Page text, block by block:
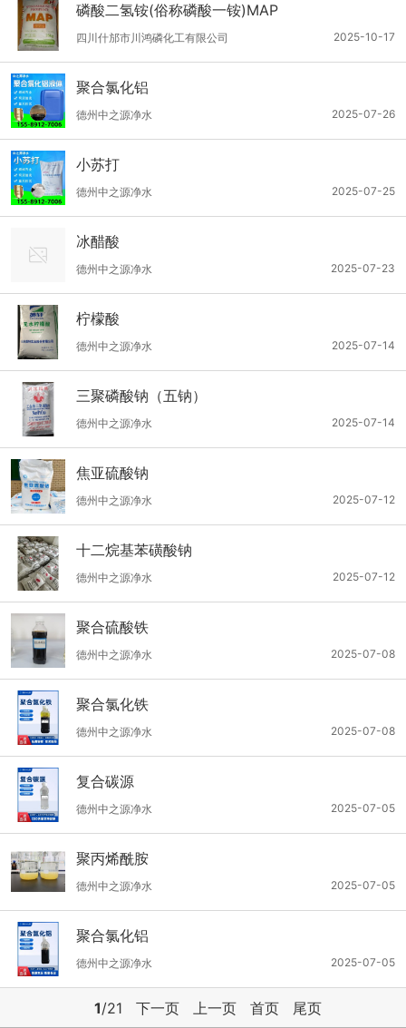
磷酸二氢铵(俗称磷酸一铵)MAP
2025-10-17
四川什邡市川鸿磷化工有限公司
聚合氯化铝
2025-07-26
德州中之源净水
小苏打
2025-07-25
德州中之源净水
冰醋酸
2025-07-23
德州中之源净水
柠檬酸
2025-07-14
德州中之源净水
三聚磷酸钠（五钠）
2025-07-14
德州中之源净水
焦亚硫酸钠
2025-07-12
德州中之源净水
十二烷基苯磺酸钠
2025-07-12
德州中之源净水
聚合硫酸铁
2025-07-08
德州中之源净水
聚合氯化铁
2025-07-08
德州中之源净水
复合碳源
2025-07-05
德州中之源净水
聚丙烯酰胺
2025-07-05
德州中之源净水
聚合氯化铝
2025-07-05
德州中之源净水
1/21 下一页 上一页 首页 尾页